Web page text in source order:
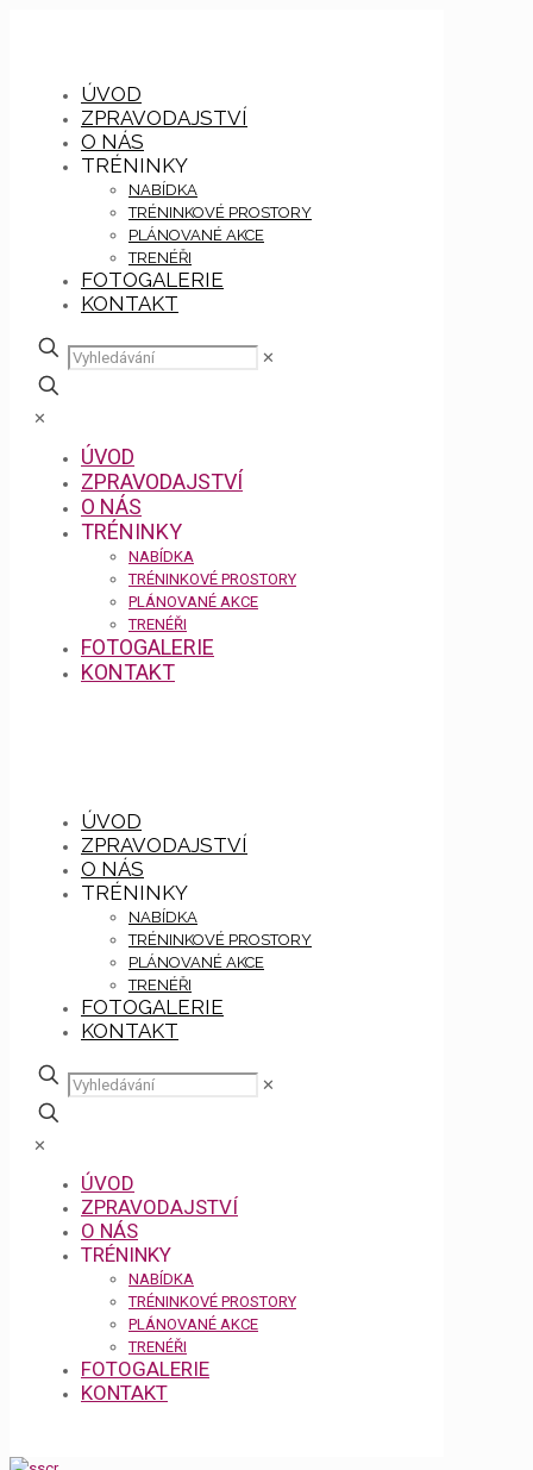
ÚVOD
ZPRAVODAJSTVÍ
O NÁS
TRÉNINKY
NABÍDKA
TRÉNINKOVÉ PROSTORY
PLÁNOVANÉ AKCE
TRENÉŘI
FOTOGALERIE
KONTAKT
✕
✕
ÚVOD
ZPRAVODAJSTVÍ
O NÁS
TRÉNINKY
NABÍDKA
TRÉNINKOVÉ PROSTORY
PLÁNOVANÉ AKCE
TRENÉŘI
FOTOGALERIE
KONTAKT
ÚVOD
ZPRAVODAJSTVÍ
O NÁS
TRÉNINKY
NABÍDKA
TRÉNINKOVÉ PROSTORY
PLÁNOVANÉ AKCE
TRENÉŘI
FOTOGALERIE
KONTAKT
✕
✕
ÚVOD
ZPRAVODAJSTVÍ
O NÁS
TRÉNINKY
NABÍDKA
TRÉNINKOVÉ PROSTORY
PLÁNOVANÉ AKCE
TRENÉŘI
FOTOGALERIE
KONTAKT